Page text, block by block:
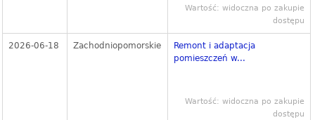
Wartość: widoczna po zakupie
dostępu
2026-06-18 Zachodniopomorskie
Remont i adaptacja
pomieszczeń w...
Wartość: widoczna po zakupie
dostępu